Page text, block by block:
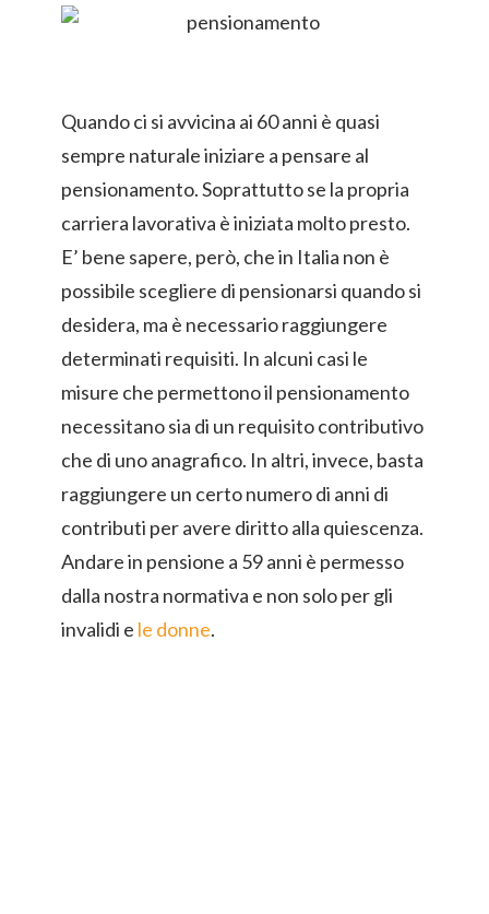
Quando ci si avvicina ai 60 anni è quasi
sempre naturale iniziare a pensare al
pensionamento. Soprattutto se la propria
carriera lavorativa è iniziata molto presto.
E’ bene sapere, però, che in Italia non è
possibile scegliere di pensionarsi quando si
desidera, ma è necessario raggiungere
determinati requisiti. In alcuni casi le
misure che permettono il pensionamento
necessitano sia di un requisito contributivo
che di uno anagrafico. In altri, invece, basta
raggiungere un certo numero di anni di
contributi per avere diritto alla quiescenza.
Andare in pensione a 59 anni è permesso
dalla nostra normativa e non solo per gli
invalidi e le donne.